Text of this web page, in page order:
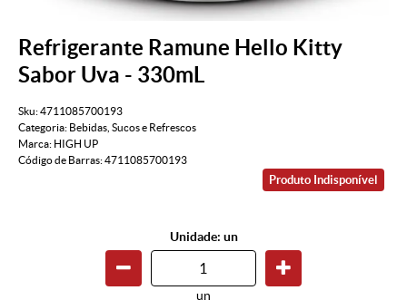
Refrigerante Ramune Hello Kitty
Sabor Uva - 330mL
Sku:4711085700193
Categoria: Bebidas Sucos e Refrescos
Marca: HIGH UP
Código de Barras:4711085700193
Produto Indisponível
Unidade: un
un